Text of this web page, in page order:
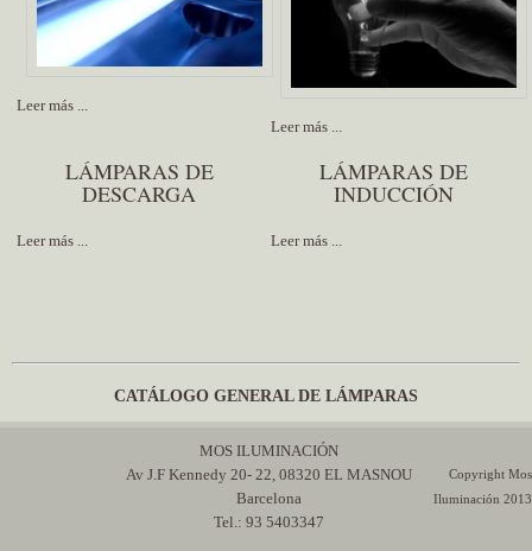
Leer más ...
Leer más ...
LÁMPARAS DE
DESCARGA
Leer más ...
LÁMPARAS DE
INDUCCIÓN
Leer más ...
CATÁLOGO GENERAL DE LÁMPARAS
MOS ILUMINACIÓN
Av J.F Kennedy 20- 22, 08320 EL MASNOU
Barcelona
Tel.: 93 5403347
Copyright Mos
Iluminación 2013